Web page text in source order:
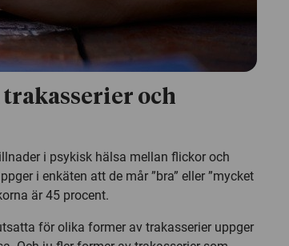
och
i psykisk hälsa mellan flickor och
i enkäten att de mår ”bra” eller ”mycket
är 45 procent.
för olika former av trakasserier uppger